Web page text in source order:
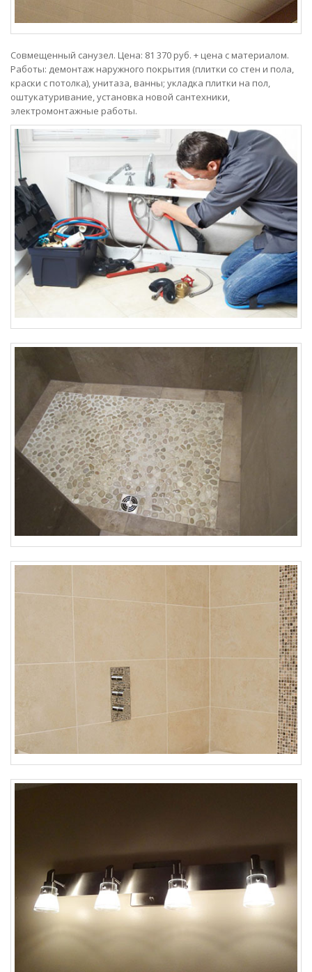
Совмещенный санузел. Цена: 81 370 руб. + цена с материалом.
Работы: демонтаж наружного покрытия (плитки со стен и пола,
краски с потолка), унитаза, ванны; укладка плитки на пол,
оштукатуривание, установка новой сантехники,
электромонтажные работы.